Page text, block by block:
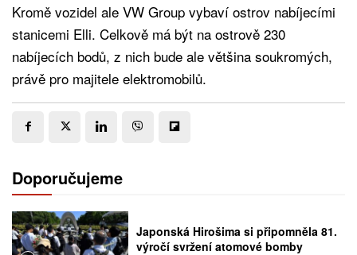
Kromě vozidel ale VW Group vybaví ostrov nabíjecími
stanicemi Elli. Celkově má ​​být na ostrově 230
nabíjecích bodů, z nich bude ale většina soukromých,
právě pro majitele elektromobilů.
Doporučujeme
Japonská Hirošima si připomněla 81.
výročí svržení atomové bomby